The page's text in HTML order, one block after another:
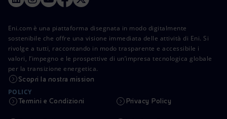
Eni.com è una piattaforma disegnata in modo digitalmente
sostenibile che offre una visione immediata delle attività di Eni. Si
rivolge a tutti, raccontando in modo trasparente e accessibile i
valori, l’impegno e le prospettive di un’impresa tecnologica globale
per la transizione energetica.
Scopri la nostra mission
POLICY
Termini e Condizioni Privacy Policy